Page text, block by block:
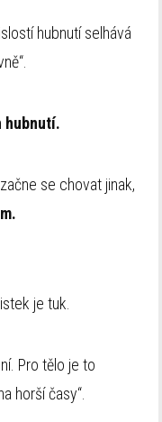
hubnutí selhává
hubnutí.
se chovat jinak,
je tuk.
Pro tělo je to
horší časy“.